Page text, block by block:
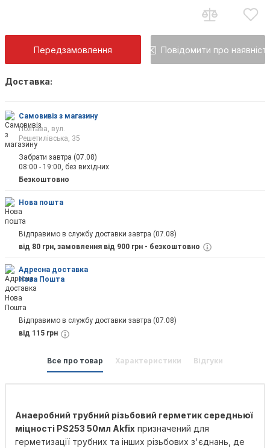
Передзамовлення Повідомити про
Доставка:
Самовивіз з магазину
Полтава, вул.
Решетилівська, 35
Забрати завтра (07.08)
08:00 - 19:00, без вихідних
Безкоштовно
Нова пошта
Відправимо в службу доставки завтра (07.08)
від 80 грн, замовлення від 900 грн - безкоштовно
Адресна доставка
Нова Пошта
Відправимо в службу доставки завтра (07.08)
від 115 грн
Все про товар Характеристики Відгуки
Анаеробний трубний різьбовий герметик середньюї
міцності PS253 50мл Akfix призначений для
герметизації трубних та інших різьбових з'єднань, де